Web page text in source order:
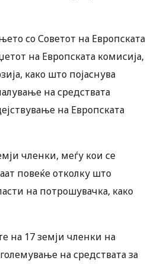
со Советот на Европската
на Европската комисија,
како што појаснува
на средствата
на Европската
членки, меѓу кои се
повеќе отколку што
на потрошувачка, како
на 17 земји членки на
на средствата за